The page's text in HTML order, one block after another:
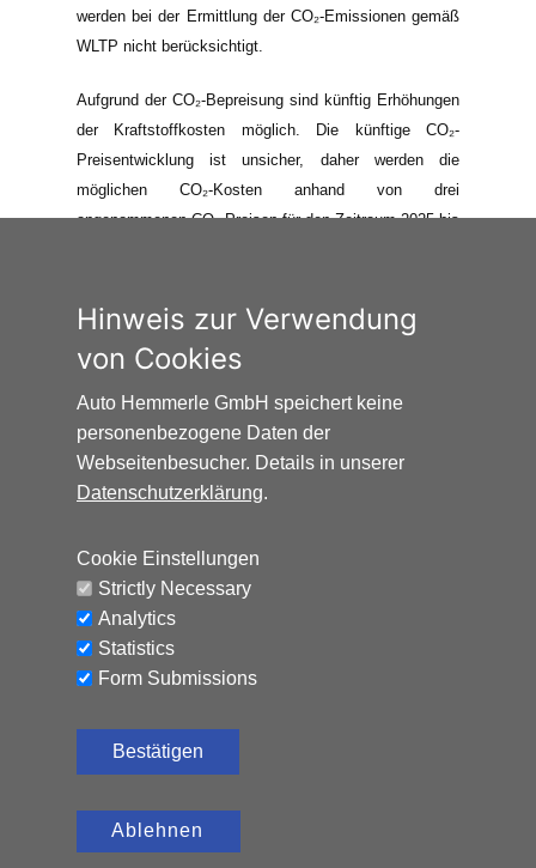
werden bei der Ermittlung der CO₂-Emissionen gemäß
WLTP nicht berücksichtigt.
Aufgrund der CO₂-Bepreisung sind künftig Erhöhungen
der Kraftstoffkosten möglich. Die künftige CO₂-
Preisentwicklung ist unsicher, daher werden die
möglichen CO₂-Kosten anhand von drei
angenommenen CO₂-Preisen für den Zeitraum 2025 bis
zugrundeliegenden Modellrechnungen ausfallen. Die
CO₂-Kosten sind beim Tanken mit den Kraftstoffkosten
zu bezahlen. Weitere Informationen unter
www.alternativ-mobil.info.
Auto Hemmerle GmbH · Wasserburger
Landstraße 137-141 · 81827 München
info@autohemmerle.de
AGB
© 2024 Auto Hemmerle GmbH.
Hinweis zur Verwendung
von Cookies
Auto Hemmerle GmbH speichert keine
personenbezogene Daten der
Webseitenbesucher. Details in unserer
Datenschutzerklärung.
Cookie Einstellungen
Strictly Necessary
Analytics
Statistics
Form Submissions
Bestätigen
Ablehnen